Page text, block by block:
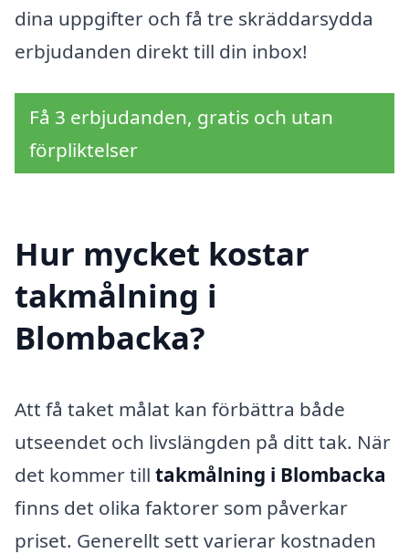
dina uppgifter och få tre skräddarsydda
erbjudanden direkt till din inbox!
Få 3 erbjudanden, gratis och utan
förpliktelser
Hur mycket kostar
takmålning i
Blombacka?
Att få taket målat kan förbättra både
utseendet och livslängden på ditt tak. När
det kommer till takmålning i Blombacka
finns det olika faktorer som påverkar
priset. Generellt sett varierar kostnaden